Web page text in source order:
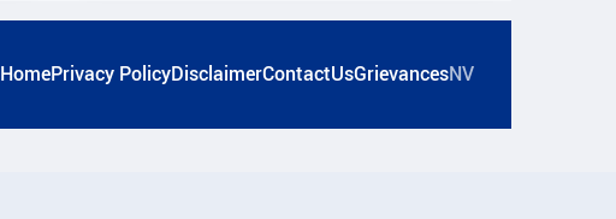
HomePrivacy PolicyDisclaimerContactUsGrievancesNV